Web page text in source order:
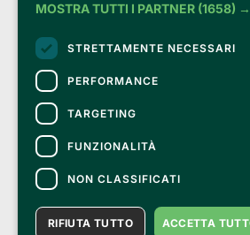
Bemils Srl
Via Fosse Ardeatine, 4 -20092
PI 05589050961
© 2010-2025 Bemils Srl - Tutti i
MOSTRA TUTTI I PARTNER (1658) →
STRETTAMENTE NECESSARI
PERFORMANCE
TARGETING
FUNZIONALITÀ
NON CLASSIFICATI
ACCETTA
RIFIUTA TUTTO